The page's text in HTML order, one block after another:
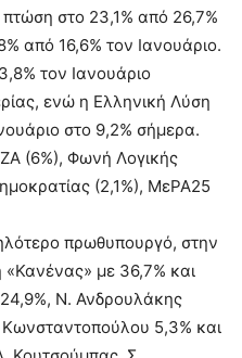
στο 23,1% από 26,7%
από 16,6% τον Ιανουάριο.
τον Ιανουάριο
ενώ η Ελληνική Λύση
στο 9,2% σήμερα.
(6%), Φωνή Λογικής
(2,1%), ΜεΡΑ25
πρωθυπουργό, στην
με 36,7% και
Ν. Ανδρουλάκης
5,3% και